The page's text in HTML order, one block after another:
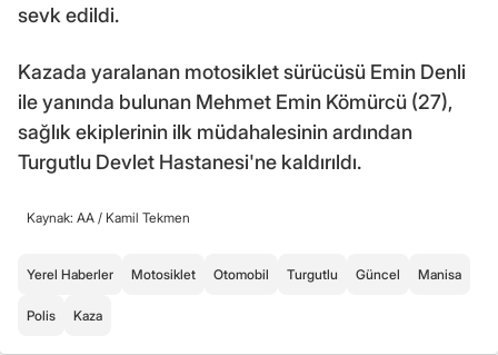
sevk edildi.
Kazada yaralanan motosiklet sürücüsü Emin Denli
ile yanında bulunan Mehmet Emin Kömürcü (27),
sağlık ekiplerinin ilk müdahalesinin ardından
Turgutlu Devlet Hastanesi'ne kaldırıldı.
Kaynak: AA / Kamil Tekmen
Yerel Haberler Motosiklet Otomobil Turgutlu Güncel Manisa
Polis Kaza